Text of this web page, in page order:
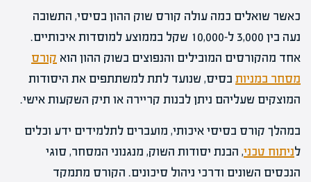
כאשר שואלים כמה עולה קורס שוק ההון בסיסי, התשובה
נעה בין 3,000 ל-10,000 שקל בממוצע למוסדות איכותיים.
אחד מהקורסים המובילים והנפוצים בשוק ההון הוא קורס
מסחר במניות בסיס, שנועד לתת למשתתפים את היסודות
המוצקים שעליהם ניתן לבנות קריירה או תיק השקעות אישי.
במהלך קורס בסיסי איכותי, מועברים לתלמידים ידע וכלים
לניתוח טכני, הבנת יסודות השוק, מנגנוני המסחר, סוגי
הנכסים השונים ודרכי ניהול סיכונים. הקורס מתמקד